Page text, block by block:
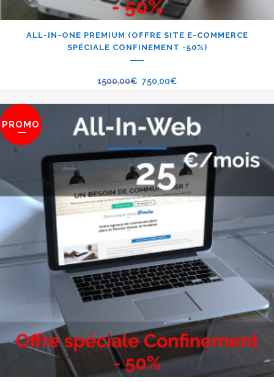
ALL-IN-ONE PREMIUM (OFFRE SITE E-COMMERCE
SPÉCIALE CONFINEMENT -50%)
1500,00€ 750,00€
PROMO